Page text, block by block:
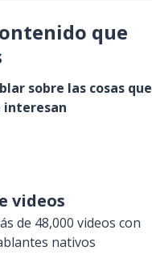
que
sobre las cosas que
videos
de 48,000 videos con
nativos